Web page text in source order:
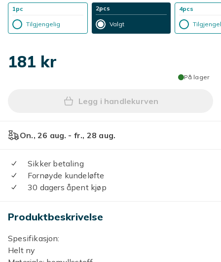
1pc
Tilgjengelig
2pcs
Valgt
4pcs
181 kr
På lager
Legg 2 Stk Ny Slow
Legg i handlekurven
On., 26 aug. - fr., 28 aug.
Sikker betaling
Fornøyde kundeløfte
30 dagers åpent kjøp
Produktbeskrivelse
Spesifikasjon:
Helt ny